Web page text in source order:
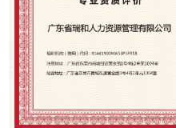
工程承包
ITSS认证
交通运输服务认证